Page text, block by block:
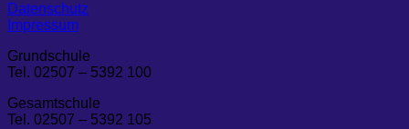
Datenschutz
Impressum
Grundschule
Tel. 02507 – 5392 100
Gesamtschule
Tel. 02507 – 5392 105